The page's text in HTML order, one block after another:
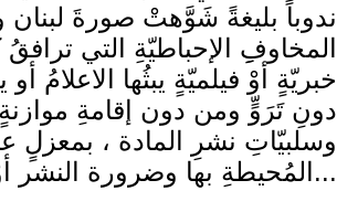
ندوباً بليغةً شَوَّهتْ صورةَ
المخاوفِِ الإحباطيّةِ التي ترافقُ
خبريّةٍ أوْ فيلميّةٍ يبثُها الاعلامُ
دونِ تَرَوٍّ ومن دون إقامةِ موازنةٍ
وسلبيّاتِ نشرِ المادة ، بمعزلٍ
المُحيطةِ بها وضرورة النشر أوْ عدمه...